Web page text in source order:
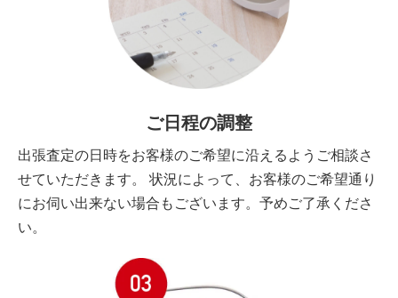
ご日程の調整
出張査定の日時をお客様のご希望に沿えるようご相談さ
せていただきます。 状況によって、お客様のご希望通り
にお伺い出来ない場合もございます。予めご了承くださ
い。